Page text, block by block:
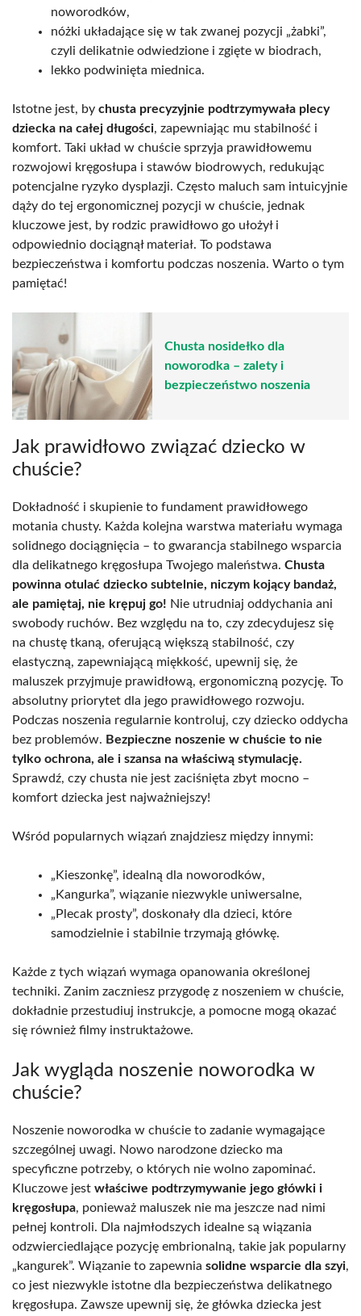
noworodków,
nóżki układające się w tak zwanej pozycji „żabki”,
czyli delikatnie odwiedzione i zgięte w biodrach,
lekko podwinięta miednica.
Istotne jest, by chusta precyzyjnie podtrzymywała plecy
dziecka na całej długości, zapewniając mu stabilność i
komfort. Taki układ w chuście sprzyja prawidłowemu
rozwojowi kręgosłupa i stawów biodrowych, redukując
potencjalne ryzyko dysplazji. Często maluch sam intuicyjnie
dąży do tej ergonomicznej pozycji w chuście, jednak
kluczowe jest, by rodzic prawidłowo go ułożył i
odpowiednio dociągnął materiał. To podstawa
bezpieczeństwa i komfortu podczas noszenia. Warto o tym
pamiętać!
Chusta nosidełko dla
noworodka – zalety i
bezpieczeństwo noszenia
Jak prawidłowo związać dziecko w
chuście?
Dokładność i skupienie to fundament prawidłowego
motania chusty. Każda kolejna warstwa materiału wymaga
solidnego dociągnięcia – to gwarancja stabilnego wsparcia
dla delikatnego kręgosłupa Twojego maleństwa. Chusta
powinna otulać dziecko subtelnie, niczym kojący bandaż,
ale pamiętaj, nie krępuj go! Nie utrudniaj oddychania ani
swobody ruchów. Bez względu na to, czy zdecydujesz się
na chustę tkaną, oferującą większą stabilność, czy
elastyczną, zapewniającą miękkość, upewnij się, że
maluszek przyjmuje prawidłową, ergonomiczną pozycję. To
absolutny priorytet dla jego prawidłowego rozwoju.
Podczas noszenia regularnie kontroluj, czy dziecko oddycha
bez problemów. Bezpieczne noszenie w chuście to nie
tylko ochrona, ale i szansa na właściwą stymulację.
Sprawdź, czy chusta nie jest zaciśnięta zbyt mocno –
komfort dziecka jest najważniejszy!
Wśród popularnych wiązań znajdziesz między innymi:
„Kieszonkę”, idealną dla noworodków,
„Kangurka”, wiązanie niezwykle uniwersalne,
„Plecak prosty”, doskonały dla dzieci, które
samodzielnie i stabilnie trzymają główkę.
Każde z tych wiązań wymaga opanowania określonej
techniki. Zanim zaczniesz przygodę z noszeniem w chuście,
dokładnie przestudiuj instrukcje, a pomocne mogą okazać
się również filmy instruktażowe.
Jak wygląda noszenie noworodka w
chuście?
Noszenie noworodka w chuście to zadanie wymagające
szczególnej uwagi. Nowo narodzone dziecko ma
specyficzne potrzeby, o których nie wolno zapominać.
Kluczowe jest właściwe podtrzymywanie jego główki i
kręgosłupa, ponieważ maluszek nie ma jeszcze nad nimi
pełnej kontroli. Dla najmłodszych idealne są wiązania
odzwierciedlające pozycję embrionalną, takie jak popularny
„kangurek”. Wiązanie to zapewnia solidne wsparcie dla szyi,
co jest niezwykle istotne dla bezpieczeństwa delikatnego
kręgosłupa. Zawsze upewnij się, że główka dziecka jest